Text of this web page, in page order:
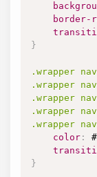
border-
}
.wrapper nav
.wrapper nav
.wrapper nav
.wrapper nav
.wrapper nav
color :
}